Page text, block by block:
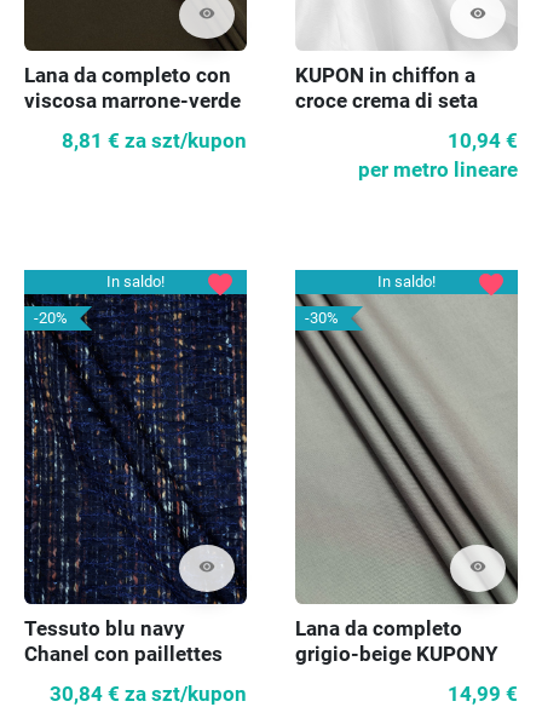
visibility
Lana da completo con
viscosa marrone-verde
8,81 € za szt/kupon
visibility
KUPON in chiffon a
croce crema di seta
10,94 €
per metro lineare
In saldo!
-20%
visibility
favorite
Tessuto blu navy
Chanel con paillettes
30,84 € za szt/kupon
In saldo!
-30%
visibility
favorite
Lana da completo
grigio-beige KUPONY
14,99 €